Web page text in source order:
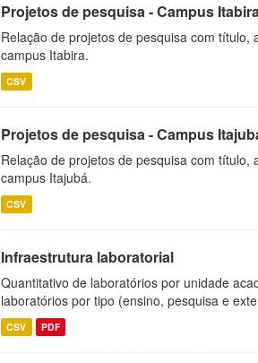
Projetos de pesquisa - Campus
Relação de projetos de pesquisa com
campus Itabira.
CSV
Projetos de pesquisa - Campus
Relação de projetos de pesquisa com
campus Itajubá.
CSV
Infraestrutura laboratorial
Quantitativo de laboratórios por unidade
laboratórios por tipo (ensino, pesquisa e
CSV PDF